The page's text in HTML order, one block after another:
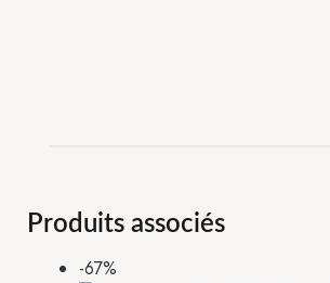
Produits associés
-67%